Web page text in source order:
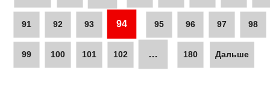
91 92 93 94 95 96 97 98
99 100 101 102 … 180 Дальше